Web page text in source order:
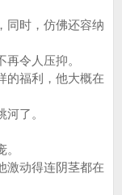
时，仿佛还容纳
令人压抑。
福利，他大概在
河了。
。
动得连阴茎都在